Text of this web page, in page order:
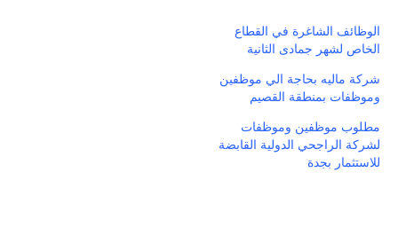
الوظائف الشاغرة في القطاع
الخاص لشهر جمادى الثانية
شركة ماليه بحاجة الي موظفين
وموظفات بمنطقة القصيم
مطلوب موظفين وموظفات
لشركة الراجحي الدولية القابضة
للاستثمار بجدة